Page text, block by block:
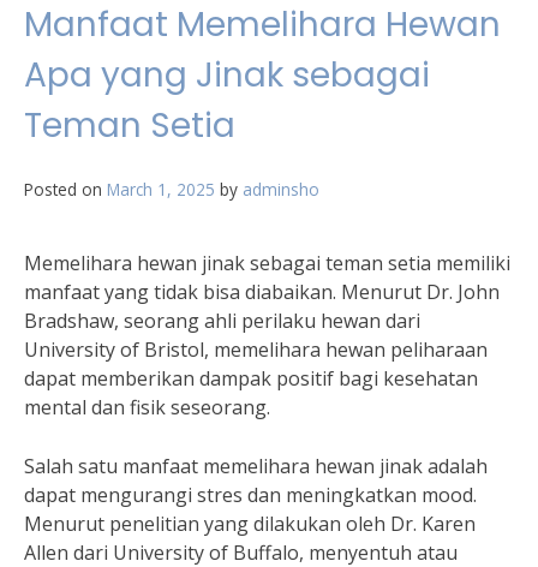
Manfaat Memelihara Hewan
Apa yang Jinak sebagai
Teman Setia
Posted on March 1, 2025 by adminsho
Memelihara hewan jinak sebagai teman setia memiliki
manfaat yang tidak bisa diabaikan. Menurut Dr. John
Bradshaw, seorang ahli perilaku hewan dari
University of Bristol, memelihara hewan peliharaan
dapat memberikan dampak positif bagi kesehatan
mental dan fisik seseorang.
Salah satu manfaat memelihara hewan jinak adalah
dapat mengurangi stres dan meningkatkan mood.
Menurut penelitian yang dilakukan oleh Dr. Karen
Allen dari University of Buffalo, menyentuh atau